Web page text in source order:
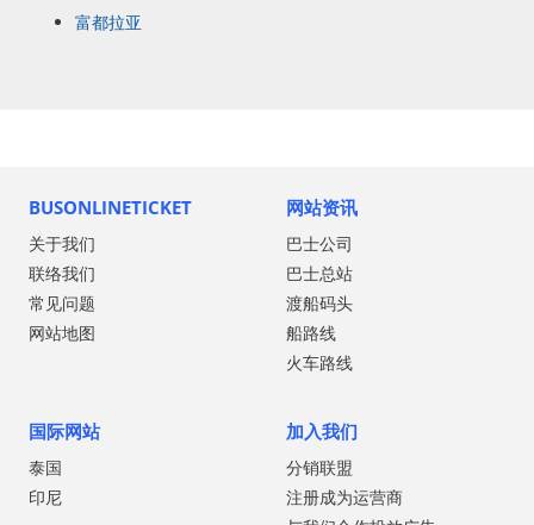
富都拉亚
BUSONLINETICKET
关于我们
联络我们
常见问题
网站地图
网站资讯
巴士公司
巴士总站
渡船码头
船路线
火车路线
国际网站
泰国
印尼
加入我们
分销联盟
注册成为运营商